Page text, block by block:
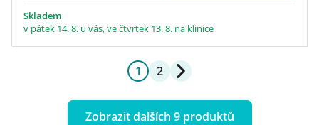
Skladem
v pátek 14. 8. u vás, ve čtvrtek 13. 8. na klinice
1 2
Zobrazit dalších 9 produktů